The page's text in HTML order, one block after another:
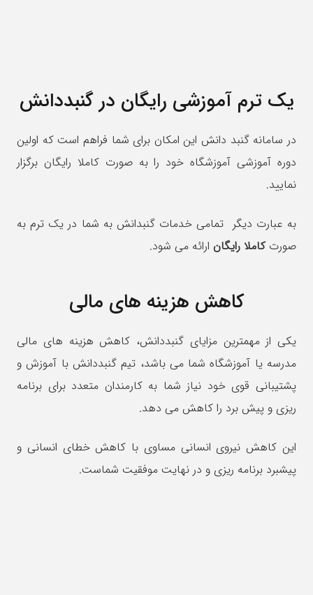
یک ترم آموزشی رایگان در گنبددانش
در سامانه گنبد دانش این امکان برای شما فراهم است که اولین
دوره آموزشی آموزشگاه خود را به صورت کاملا رایگان برگزار
نمایید.
به عبارت دیگر تمامی خدمات گنبدانش به شما در یک ترم به
صورتکاملا رایگان ارائه می شود.
کاهش هزینه های مالی
یکی از مهمترین مزایای گنبددانش، کاهش هزینه های مالی
مدرسه یا آموزشگاه شما می باشد، تیم گنبددانش با آموزش و
پشتیبانی قوی خود نیاز شما به کارمندان متعدد برای برنامه
ریزی و پیش برد را کاهش می دهد.
این کاهش نیروی انسانی مساوی با کاهش خطای انسانی و
پیشبرد برنامه ریزی و در نهایت موفقیت شماست.